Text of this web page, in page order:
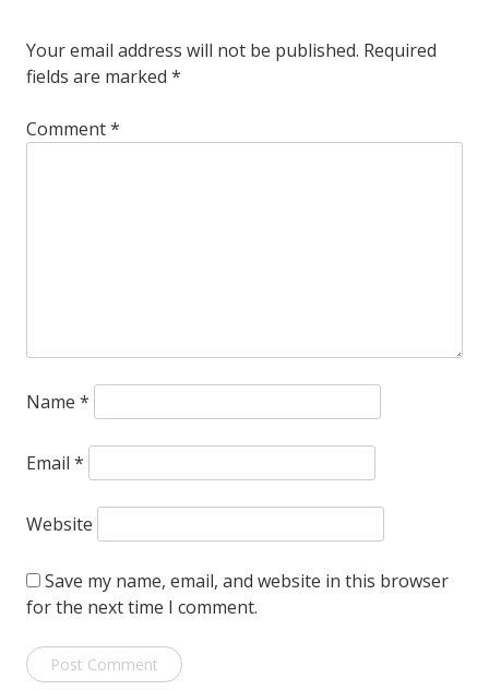
Limbah
Your email address will not be published. Required
fields are marked *
Comment*
Name *
Email *
Website
Save my name, email, and website in this browser
for the next time I comment.